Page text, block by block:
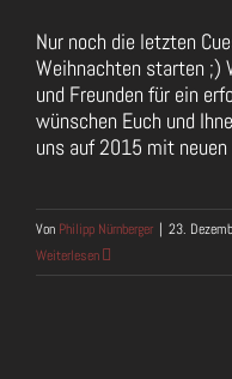
Nur noch die letzten
Weihnachten starten ;)
und Freunden für ein
wünschen Euch und
uns auf 2015 mit
Von Philipp Nürnberger | 23.
Weiterlesen